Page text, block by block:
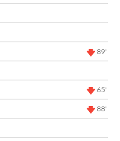
89'
65'
88'